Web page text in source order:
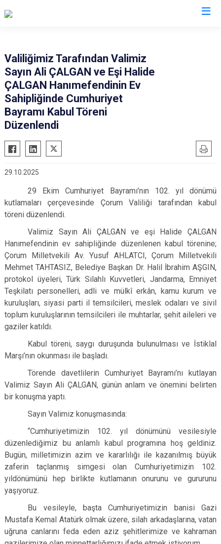
Valiliğimiz Tarafından Valimiz
Sayın Ali ÇALGAN ve Eşi Halide
ÇALGAN Hanımefendinin Ev
Sahipliğinde Cumhuriyet
Bayramı Kabul Töreni
Düzenlendi
29.10.2025
29 Ekim Cumhuriyet Bayramı’nın 102. yıl dönümü
kutlamaları çerçevesinde Çorum Valiliği tarafından kabul
töreni düzenlendi.
Valimiz Sayın Ali ÇALGAN ve eşi Halide ÇALGAN
Hanımefendinin ev sahipliğinde düzenlenen kabul törenine;
Çorum Milletvekili Av. Yusuf AHLATCI, Çorum Milletvekili
Mehmet TAHTASIZ, Belediye Başkan Dr. Halil İbrahim AŞGIN,
protokol üyeleri, Türk Silahlı Kuvvetleri, Jandarma, Emniyet
Teşkilatı personelleri, adli ve mülkî erkân, kamu kurum ve
kuruluşları, siyasi parti il temsilcileri, meslek odaları ve sivil
toplum kuruluşlarının temsilcileri ile muhtarlar, şehit aileleri ve
gaziler katıldı.
Kabul töreni, saygı duruşunda bulunulması ve İstiklal
Marşı’nın okunması ile başladı.
Törende davetlilerin Cumhuriyet Bayramı’nı kutlayan
Valimiz Sayın Ali ÇALGAN, günün anlam ve önemini belirten
bir konuşma yaptı.
Sayın Valimiz konuşmasında:
“Cumhuriyetimizin 102. yıl dönümünü vesilesiyle
düzenlediğimiz bu anlamlı kabul programına hoş geldiniz.
Bugün, milletimizin azim ve kararlılığı ile kazanılmış büyük
zaferin taçlanmış simgesi olan Cumhuriyetimizin 102.
yıldönümünü hep birlikte kutlamanın onurunu ve gururunu
yaşıyoruz.
Bu vesileyle, başta Cumhuriyetimizin banisi Gazi
Mustafa Kemal Atatürk olmak üzere, silah arkadaşlarına, vatan
uğruna canlarını feda eden aziz şehitlerimize ve kahraman